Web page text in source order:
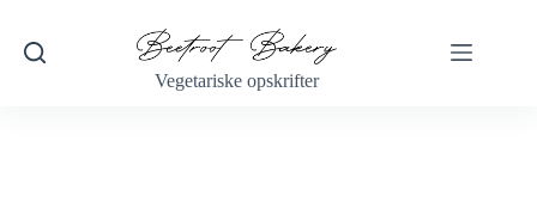
indhold
Vegetariske opskrifter